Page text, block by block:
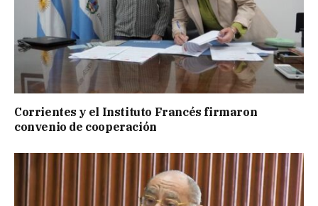
Corrientes y el Instituto Francés firmaron
convenio de cooperación